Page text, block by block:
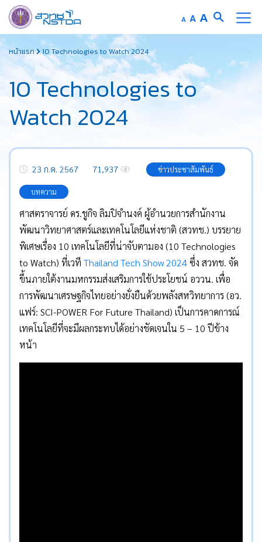
to
content
A Decrease
font
AReset
font
A Increase
font
หน้าแรก 10 Technologies to Watch 2024
10 Technologies to
Watch 2024
23 ก.ค. 2567 71,937 ข่าวประชาสัมพันธ์
บทความ
ศาสตราจารย์ ดร.ชูกิจ ลิมปิจำนงค์ ผู้อำนวยการสำนักงาน
พัฒนาวิทยาศาสตร์และเทคโนโลยีแห่งชาติ (สวทช.) บรรยาย
พิเศษเรื่อง 10 เทคโนโลยีที่น่าจับตามอง (10 Technologies
to Watch) ที่เวที Thailand Tech Show 2024ซึ่ง สวทช. จัด
ขึ้นภายใต้งานมหกรรมส่งเสริมการใช้ประโยชน์ อววน. เพื่อ
การพัฒนาเศรษฐกิจไทยอย่างยั่งยืนด้วยพลังสหวิทยาการ (อว.
แฟร์: SCI-POWER For Future Thailand) เป็นการคาดการณ์
เทคโนโลยีที่จะมีผลกระทบได้อย่างชัดเจนใน 5 – 10 ปีข้าง
หน้า